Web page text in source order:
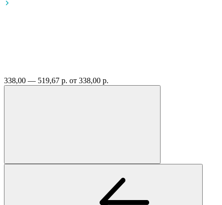
338,00 — 519,67 р. от 338,00 р.